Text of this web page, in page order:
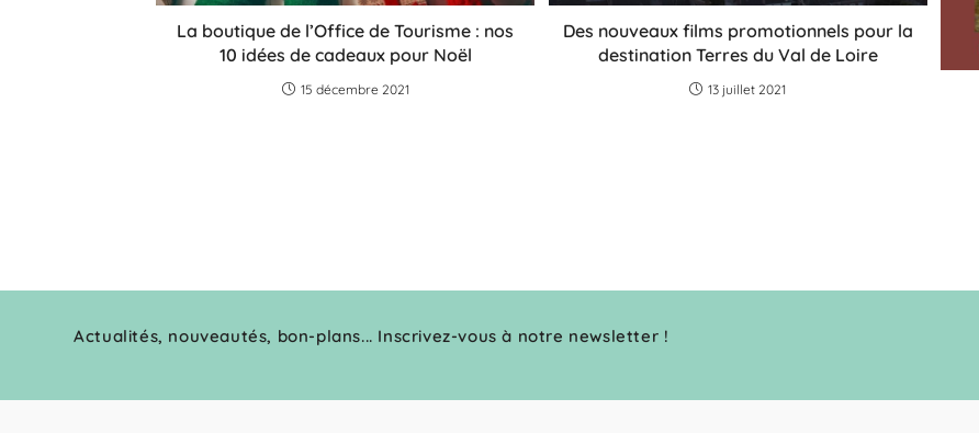
La boutique de l’Office de Tourisme : nos
10 idées de cadeaux pour Noël
15 décembre 2021
Des nouveaux films promotionnels pour la
destination Terres du Val de Loire
13 juillet 2021
Actualités, nouveautés, bon-plans... Inscrivez-vous à notre newsletter !